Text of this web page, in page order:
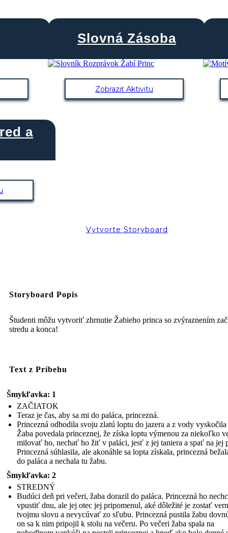
Slovná Zásoba
Zobraziť Aktivitu
a
Vytvorte Storyboard
Storyboard Popis
Študenti môžu vytvoriť zhrnutie Žabieho princa so zvýraznením
stredu a konca!
Text z Príbehu
Šmykľavka: 1
ZAČIATOK
Teraz je čas, aby sa mi do paláca, princezná.
Princezná odhodila svoju zlatú loptu do jazera a z vody vyskočila
Žaba povedala princeznej, že získa loptu výmenou za niekoľko
milovať ho, nechať ho žiť v paláci, jesť z jej taniera a spať na jej
Princezná súhlasila, ale akonáhle sa lopta získala, princezná
do paláca a nechala tu žabu.
Šmykľavka: 2
STREDNÝ
Budúci deň pri večeri, žaba dorazil do paláca. Princezná ho
vpustiť dnu, ale jej otec jej pripomenul, aké dôležité je zostať
tvojmu slovu a nevycúvať zo sľubu. Princezná pustila žabu
on sa k nim pripojil k stolu na večeru. Po večeri žaba spala na